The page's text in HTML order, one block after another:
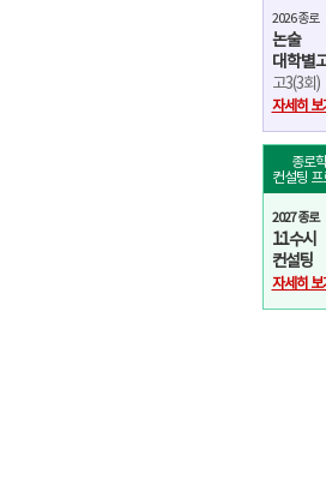
2026 종로
논술
대학별
고3(3회)
자세히 보
종로
컨설팅 프
2027 종로
1:1 수시
컨설팅
자세히 보